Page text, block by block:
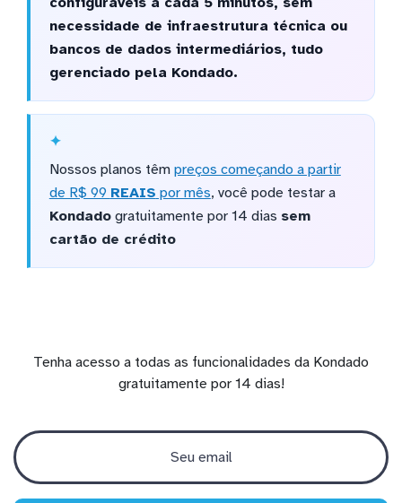
necessidade de infraestrutura técnica ou
bancos de dados intermediários, tudo
gerenciado pela Kondado.
Nossos planos têm preços começando a partir
de R$ 99 REAIS por mês, você pode testar a
Kondadogratuitamente por 14 dias sem
cartão de crédito
Tenha acesso a todas as funcionalidades da Kondado
gratuitamente por 14 dias!